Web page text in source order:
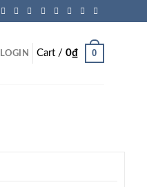
LOGIN Cart / 0₫ 0